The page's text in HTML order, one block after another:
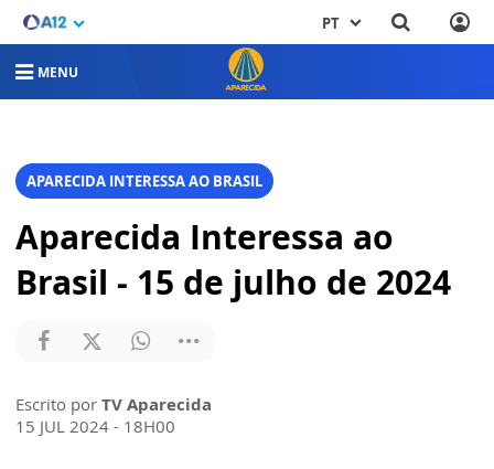
PT
MENU
APARECIDA INTERESSA AO BRASIL
Aparecida Interessa ao
Brasil - 15 de julho de 2024
Escrito por TV Aparecida
15 JUL 2024 - 18H00